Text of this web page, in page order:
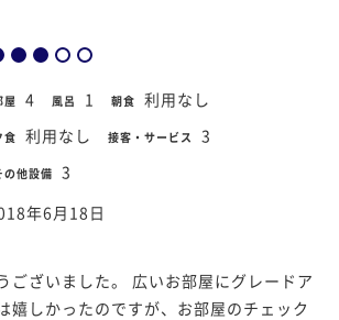
屋 4 風呂 1 朝食 利用なし
食 利用なし 接客・サービス 3
の他設備 3
年6月18日
ございました。 広いお部屋にグレードア
嬉しかったのですが、お部屋のチェック